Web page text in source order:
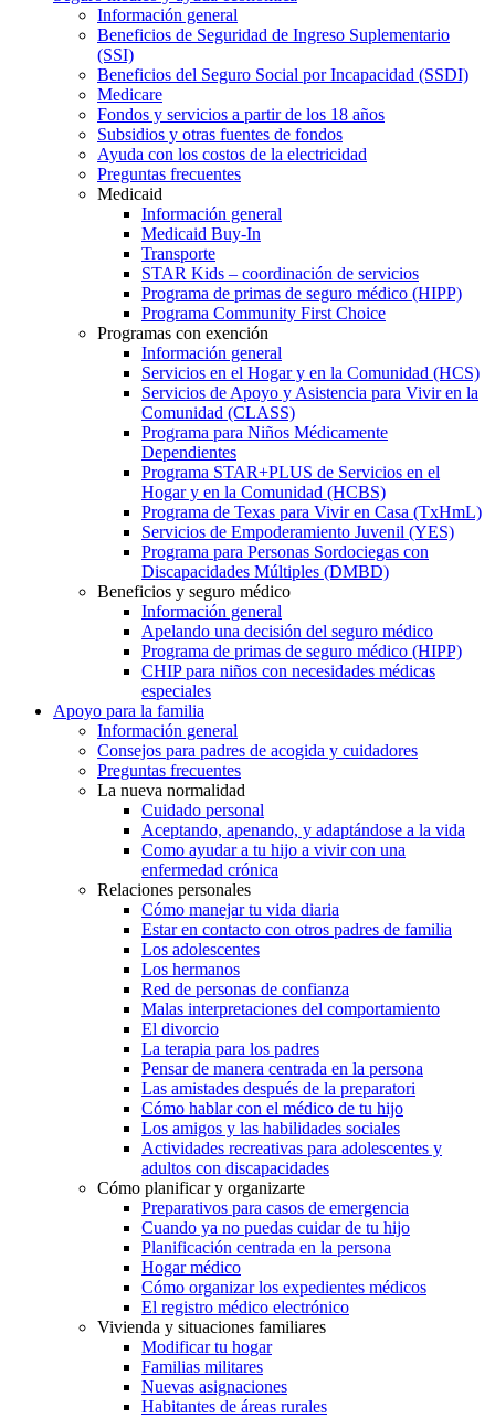
Información general
Beneficios de Seguridad de Ingreso Suplementario
(SSI)
Beneficios del Seguro Social por Incapacidad (SSDI)
Medicare
Fondos y servicios a partir de los 18 años
Subsidios y otras fuentes de fondos
Ayuda con los costos de la electricidad
Preguntas frecuentes
Medicaid
Información general
Medicaid Buy-In
Transporte
STAR Kids – coordinación de servicios
Programa de primas de seguro médico (HIPP)
Programa Community First Choice
Programas con exención
Información general
Servicios en el Hogar y en la Comunidad (HCS)
Servicios de Apoyo y Asistencia para Vivir en la
Comunidad (CLASS)
Programa para Niños Médicamente
Dependientes
Programa STAR+PLUS de Servicios en el
Hogar y en la Comunidad (HCBS)
Programa de Texas para Vivir en Casa (TxHmL)
Servicios de Empoderamiento Juvenil (YES)
Programa para Personas Sordociegas con
Discapacidades Múltiples (DMBD)
Beneficios y seguro médico
Información general
Apelando una decisión del seguro médico
Programa de primas de seguro médico (HIPP)
CHIP para niños con necesidades médicas
especiales
Apoyo para la familia
Información general
Consejos para padres de acogida y cuidadores
Preguntas frecuentes
La nueva normalidad
Cuidado personal
Aceptando, apenando, y adaptándose a la vida
Como ayudar a tu hijo a vivir con una
enfermedad crónica
Relaciones personales
Cómo manejar tu vida diaria
Estar en contacto con otros padres de familia
Los adolescentes
Los hermanos
Red de personas de confianza
Malas interpretaciones del comportamiento
El divorcio
La terapia para los padres
Pensar de manera centrada en la persona
Las amistades después de la preparatori
Cómo hablar con el médico de tu hijo
Los amigos y las habilidades sociales
Actividades recreativas para adolescentes y
adultos con discapacidades
Cómo planificar y organizarte
Preparativos para casos de emergencia
Cuando ya no puedas cuidar de tu hijo
Planificación centrada en la persona
Hogar médico
Cómo organizar los expedientes médicos
El registro médico electrónico
Vivienda y situaciones familiares
Modificar tu hogar
Familias militares
Nuevas asignaciones
Habitantes de áreas rurales